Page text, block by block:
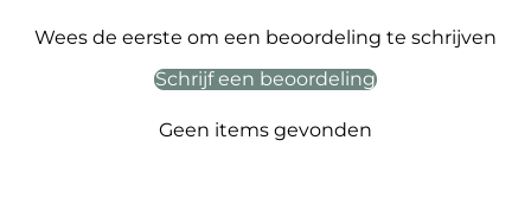
Wees de eerste om een beoordeling te schrijven
Schrijf een beoordeling
Geen items gevonden